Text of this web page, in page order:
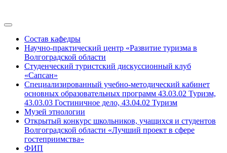
Состав кафедры
Научно-практический центр «Развитие туризма в
Волгоградской области
Студенческий туристский дискуссионный клуб
«Сапсан»
Специализированный учебно-методический кабинет
основных образовательных программ 43.03.02 Туризм,
43.03.03 Гостиничное дело, 43.04.02 Туризм
Музей этнологии
Открытый конкурс школьников, учащихся и студентов
Волгоградской области «Лучший проект в сфере
гостеприимства»
ФИП